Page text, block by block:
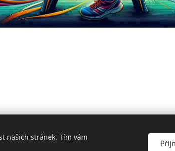
našich stránek. Tím vám